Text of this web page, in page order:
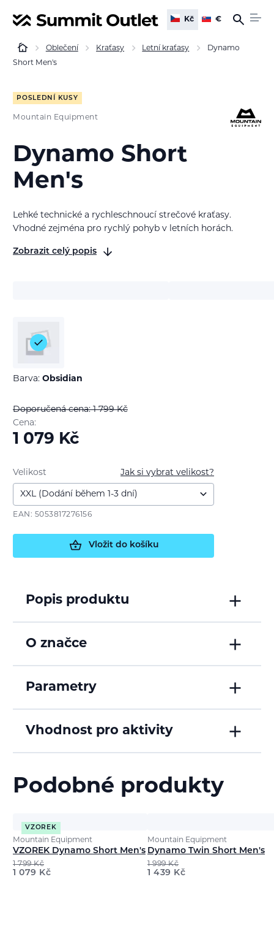
Kč €
Oblečení Kraťasy Letní kraťasy
Dynamo
Short Men's
POSLEDNÍ KUSY
Mountain Equipment
Dynamo Short
Men's
Lehké technické a rychleschnoucí strečové kraťasy.
Vhodné zejména pro rychlý pohyb v letních horách.
Zobrazit celý popis
Barva: Obsidian
Doporučená cena: 1 799Kč
Cena:
1 079 Kč
Jak si vybrat velikost?
Velikost
EAN: 5053817276156
Vložit do košíku
Popis produktu
O značce
Parametry
Vhodnost pro aktivity
Podobné produkty
VZOREK
Mountain Equipment
VZOREK Dynamo Short Men's
1 799Kč
1 079 Kč
Mountain Equipment
Dynamo Twin Short Men's
1 999Kč
1 439 Kč